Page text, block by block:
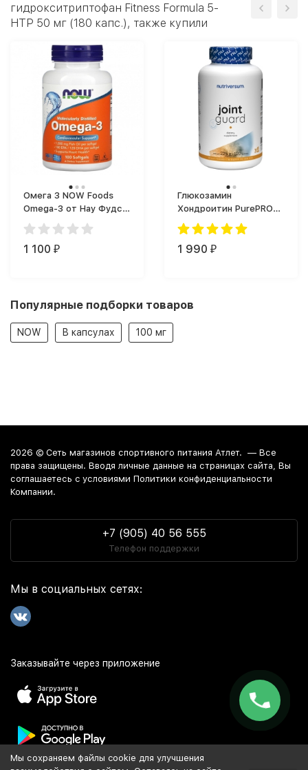
гидрокситриптофан Fitness Formula 5-
HTP 50 мг (180 капс.), также купили
Омега 3 NOW Foods
Omega-3 от Нау Фудс
(100 капс.)
1 100 ₽
Глюкозамин
Хондроитин PurePRO
(Nutriversum) Joint
Guard Gold (120 таб.)
1 990 ₽
Популярные подборки товаров
NOW В капсулах 100 мг
2026 © Сеть магазинов спортивного питания Атлет. — Все
права защищены. Вводя личные данные на страницах сайта, Вы
соглашаетесь c условиями Политики конфиденциальности
Компании.
+7 (905) 40 56 555
Телефон поддержки
Мы в социальных сетях:
Заказывайте через приложение
Мы сохраняем файлы cookie для улучшения